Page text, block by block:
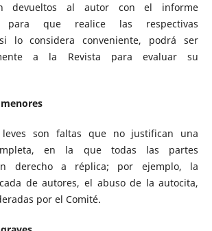
devueltos al autor con el informe
para que realice las respectivas
lo considera conveniente, podrá ser
a la Revista para evaluar su
leves son faltas que no justifican una
en la que todas las partes
derecho a réplica; por ejemplo, la
de autores, el abuso de la autocita,
por el Comité.